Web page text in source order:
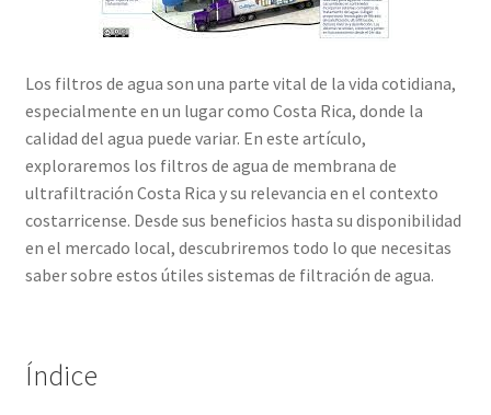
Los filtros de agua son una parte vital de la vida cotidiana,
especialmente en un lugar como Costa Rica, donde la
calidad del agua puede variar. En este artículo,
exploraremos los filtros de agua de membrana de
ultrafiltración Costa Rica y su relevancia en el contexto
costarricense. Desde sus beneficios hasta su disponibilidad
en el mercado local, descubriremos todo lo que necesitas
saber sobre estos útiles sistemas de filtración de agua.
Índice